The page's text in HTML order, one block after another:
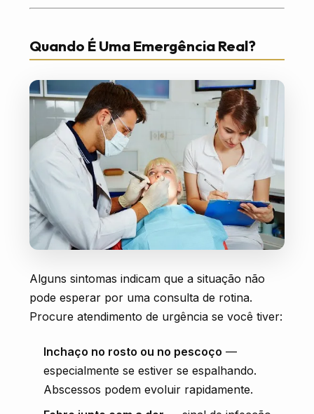
Quando É Uma Emergência Real?
Alguns sintomas indicam que a situação não
pode esperar por uma consulta de rotina.
Procure atendimento de urgência se você tiver:
Inchaço no rosto ou no pescoço —
especialmente se estiver se espalhando.
Abscessos podem evoluir rapidamente.